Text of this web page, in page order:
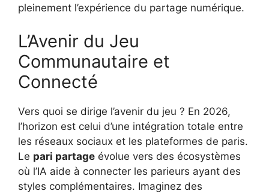
pleinement l’expérience du partage numérique.
L’Avenir du Jeu
Communautaire et
Connecté
Vers quoi se dirige l’avenir du jeu ? En 2026,
l’horizon est celui d’une intégration totale entre
les réseaux sociaux et les plateformes de paris.
Le pari partage évolue vers des écosystèmes
où l’IA aide à connecter les parieurs ayant des
styles complémentaires. Imaginez des